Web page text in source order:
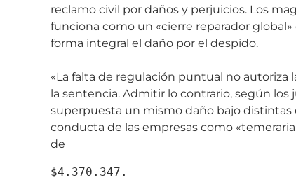
reclamo civil por daños y perjuicios. Los
funciona como un «cierre reparador
forma integral el daño por el despido.
«La falta de regulación puntual no autoriza
la sentencia. Admitir lo contrario, según
superpuesta un mismo daño bajo distintas
conducta de las empresas como
de